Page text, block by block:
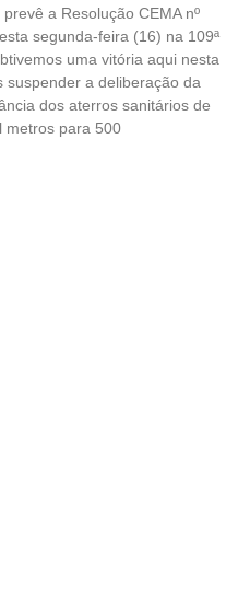
a Resolução CEMA nº
segunda-feira (16) na 109ª
uma vitória aqui nesta
suspender a deliberação da
dos aterros sanitários de
metros para 500